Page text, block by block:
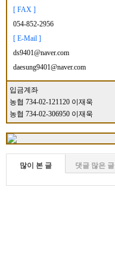
[ FAX ]
054-852-2956
[ E-Mail ]
ds9401@naver.com
daesung9401@naver.com
입금계좌
농협 734-02-121120 이재욱
농협 734-02-306950 이재욱
많이 본 글 댓글 많은 글